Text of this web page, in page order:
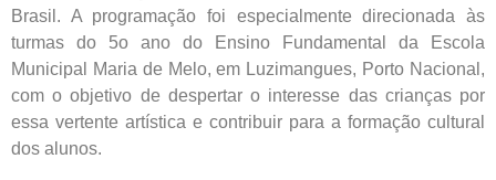
Brasil. A programação foi especialmente direcionada às
turmas do 5o ano do Ensino Fundamental da Escola
Municipal Maria de Melo, em Luzimangues, Porto Nacional,
com o objetivo de despertar o interesse das crianças por
essa vertente artística e contribuir para a formação cultural
dos alunos.